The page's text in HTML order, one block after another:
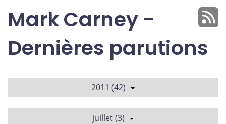
Mark Carney -
Dernières parutions
2011 (42)
juillet (3)